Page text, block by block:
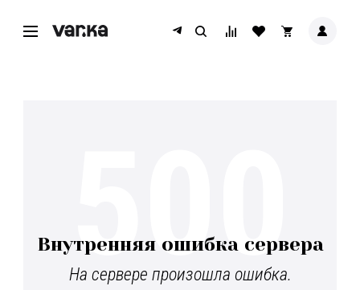
Внутренняя ошибка сервера
На сервере произошла ошибка.
500